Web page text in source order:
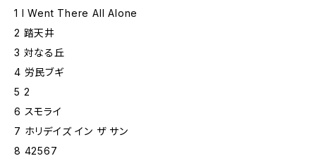
1 I Went There All Alone
2 踏天井
3 対なる丘
4 労民ブギ
5 2
6 スモライ
7 ホリデイズ イン ザ サン
8 42567